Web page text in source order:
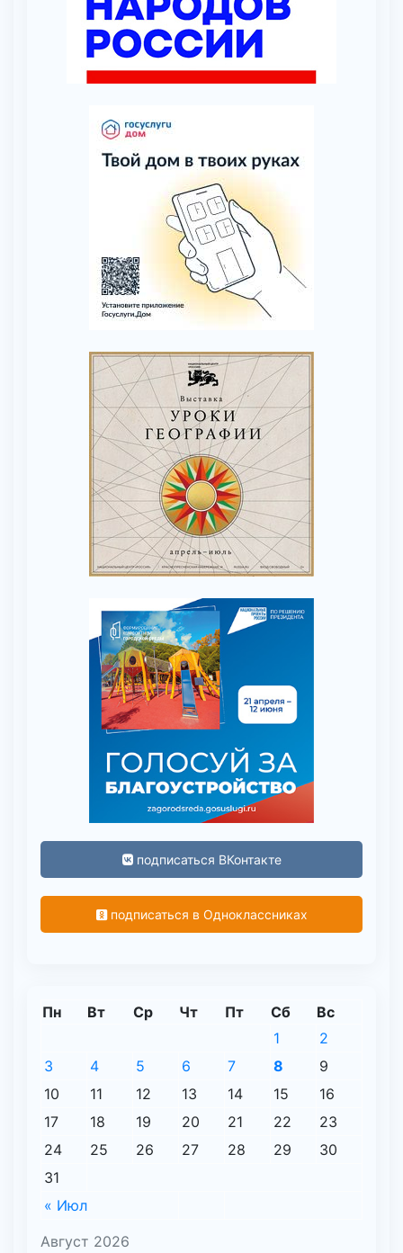
подписаться ВКонтакте
подписаться в Одноклассниках
Август 2026
Пн Вт Ср Чт Пт Сб Вс
« Июл
1
2
3
4 5 6 7 8
9
10
11 12 13 14 15
16
17
18 19 20 21 22
23
24
25 26 27 28 29
30
31